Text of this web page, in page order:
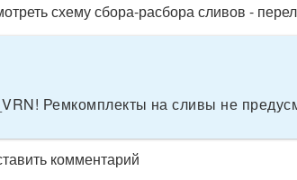
схему сбора-расбора сливов -
Ремкомплекты на сливы не
комментарий